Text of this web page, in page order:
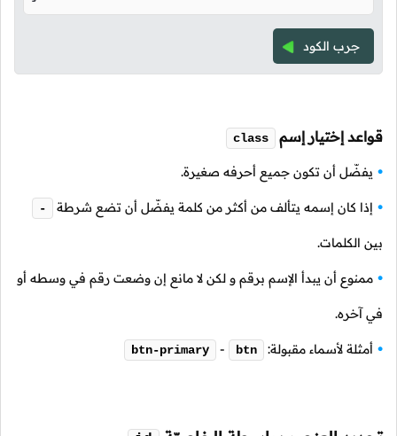
جرب الكود
قواعد إختيار إسم class
يفضّل أن تكون جميع أحرفه صغيرة.
إذا كان إسمه يتألف من أكثر من كلمة يفضّل أن تضع شرطة -
بين الكلمات.
ممنوع أن يبدأ الإسم برقم و لكن لا مانع إن وضعت رقم في وسطه أو
في آخره.
أمثلة لأسماء مقبولة: btn
-
btn-primary